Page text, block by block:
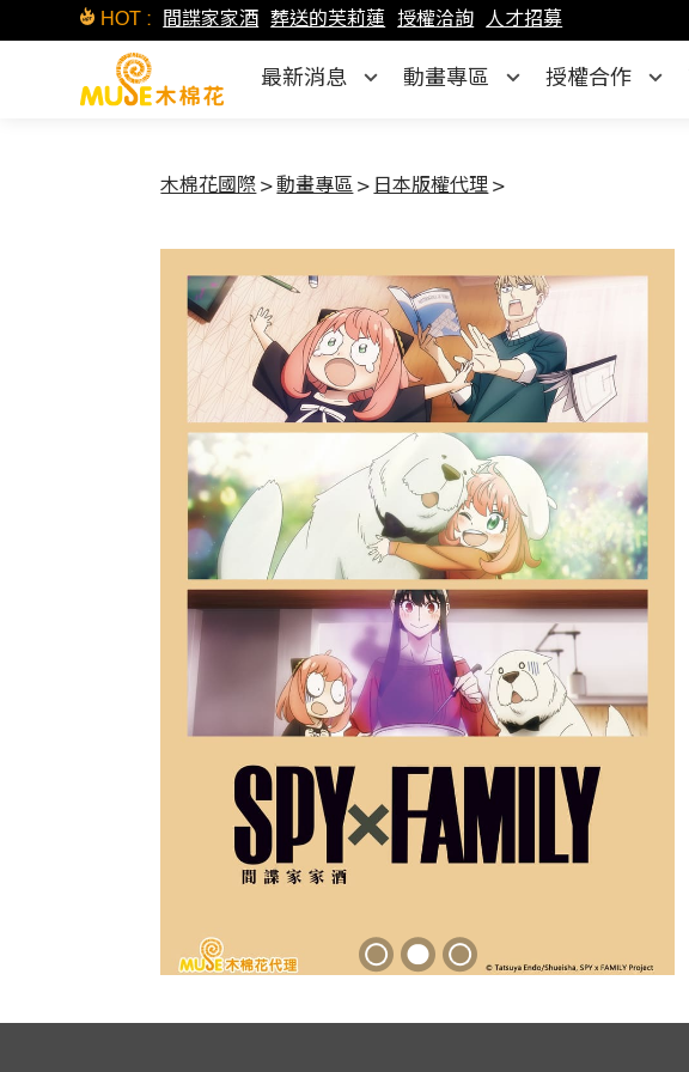
HOT : 間諜家家酒 葬送的芙莉蓮 授權洽詢 人才招募
最新消息 動畫專區 授權合作
木棉花國際 >動畫專區 > 日本版權代理 >